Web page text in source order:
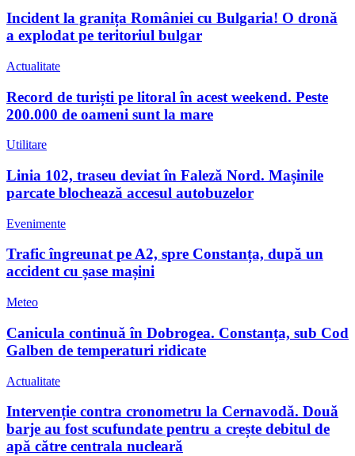
Incident la granița României cu Bulgaria! O dronă
a explodat pe teritoriul bulgar
Actualitate
Record de turiști pe litoral în acest weekend. Peste
200.000 de oameni sunt la mare
Utilitare
Linia 102, traseu deviat în Faleză Nord. Mașinile
parcate blochează accesul autobuzelor
Evenimente
Trafic îngreunat pe A2, spre Constanța, după un
accident cu șase mașini
Meteo
Canicula continuă în Dobrogea. Constanța, sub Cod
Galben de temperaturi ridicate
Actualitate
Intervenție contra cronometru la Cernavodă. Două
barje au fost scufundate pentru a crește debitul de
apă către centrala nucleară